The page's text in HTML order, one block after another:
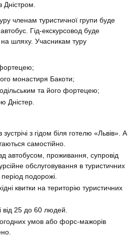
Дністром.
членам туристичної групи буде
Гід-екскурсовод буде
шляху. Учасникам туру
монастиря Бакоти;
та його фортецею;
Дністер.
з гідом біля готелю «Львів». А
самостійно.
автобусом, проживання, супровід
обслуговування в туристичних
подорожі.
квитки на територію туристичних
від 25 до 60 людей.
умов або форс-мажорів